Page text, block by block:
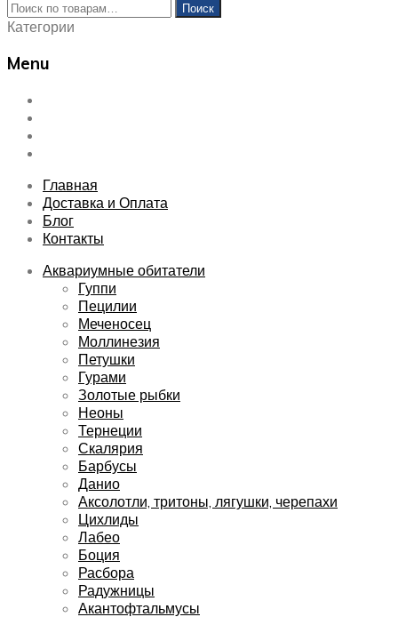
Искать:
Поиск
Категории
Menu
Skip
content
Главная
Доставка и Оплата
Блог
Контакты
Аквариумные обитатели
Гуппи
Пецилии
Меченосец
Моллинезия
Петушки
Гурами
Золотые рыбки
Неоны
Тернеции
Скалярия
Барбусы
Данио
Аксолотли, тритоны, лягушки, черепахи
Цихлиды
Лабео
Боция
Расбора
Радужницы
Акантофтальмусы